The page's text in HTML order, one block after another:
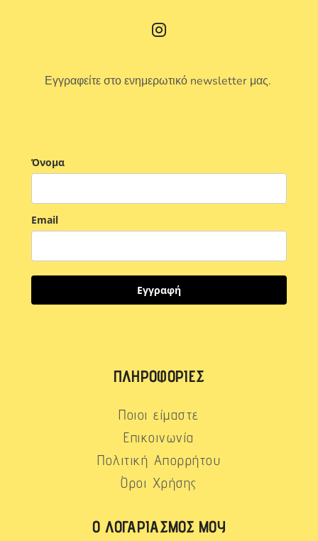
Εγγραφείτε στο ενημερωτικό newsletter μας.
Όνομα
Email
Εγγραφή
ΠΛΗΡΟΦΟΡΊΕΣ
Ποιοι είμαστε
Επικοινωνία
Πολιτική Απορρήτου
Όροι Χρήσης
Ο ΛΟΓΑΡΙΑΣΜΌΣ ΜΟΥ